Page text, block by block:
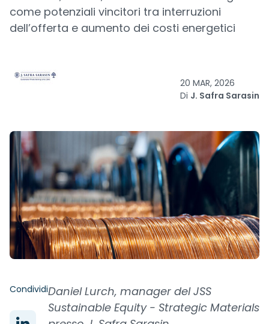
come potenziali vincitori tra interruzioni
dell’offerta e aumento dei costi energetici
20 MAR, 2026
Di J. Safra Sarasin
CondividiDaniel Lurch, manager del JSS
Sustainable Equity - Strategic Materials